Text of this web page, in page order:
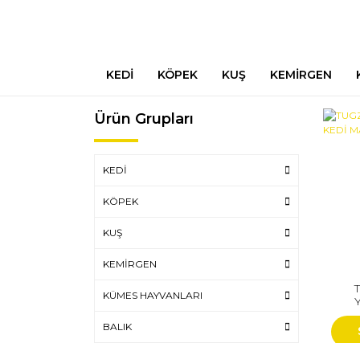
KEDİ KÖPEK KUŞ KEMİRGEN
Ürün Grupları
KEDİ
KÖPEK
KUŞ
KEMİRGEN
KÜMES HAYVANLARI
BALIK